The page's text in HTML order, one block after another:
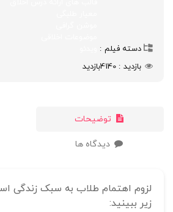
دسته فیلم
بازدید
4140بازدید
توضیحات
دیدگاه ها
لزوم اهتمام طلاب به سبک زندگی
زیر ببینید: